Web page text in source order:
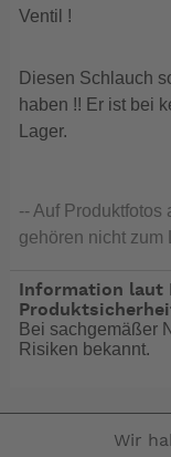
Ventil !
Diesen Schlauch
haben !! Er ist bei
Lager.
-- Auf Produktfotos
gehören nicht zum
Information laut
Bei sachgemäßer
Risiken bekannt.
Wir